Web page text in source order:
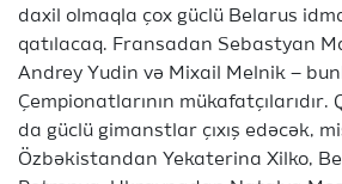
daxil olmaqla çox güclü Belarus
qatılacaq. Fransadan Sebastyan
Andrey Yudin və Mixail Melnik –
Çempionatlarının mükafatçılarıdır.
da güclü gimanstlar çıxış edəcək,
Özbəkistandan Yekaterina Xilko,